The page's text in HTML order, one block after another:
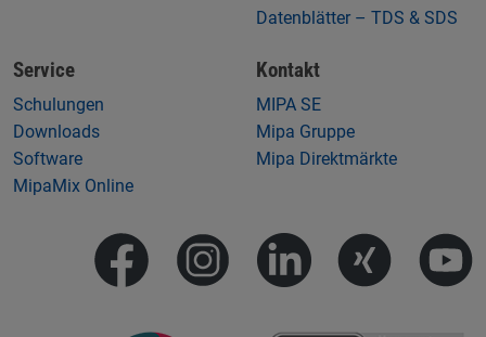
Datenblätter – TDS & SDS
Service
Schulungen
Downloads
Software
MipaMix Online
Kontakt
MIPA SE
Mipa Gruppe
Mipa Direktmärkte